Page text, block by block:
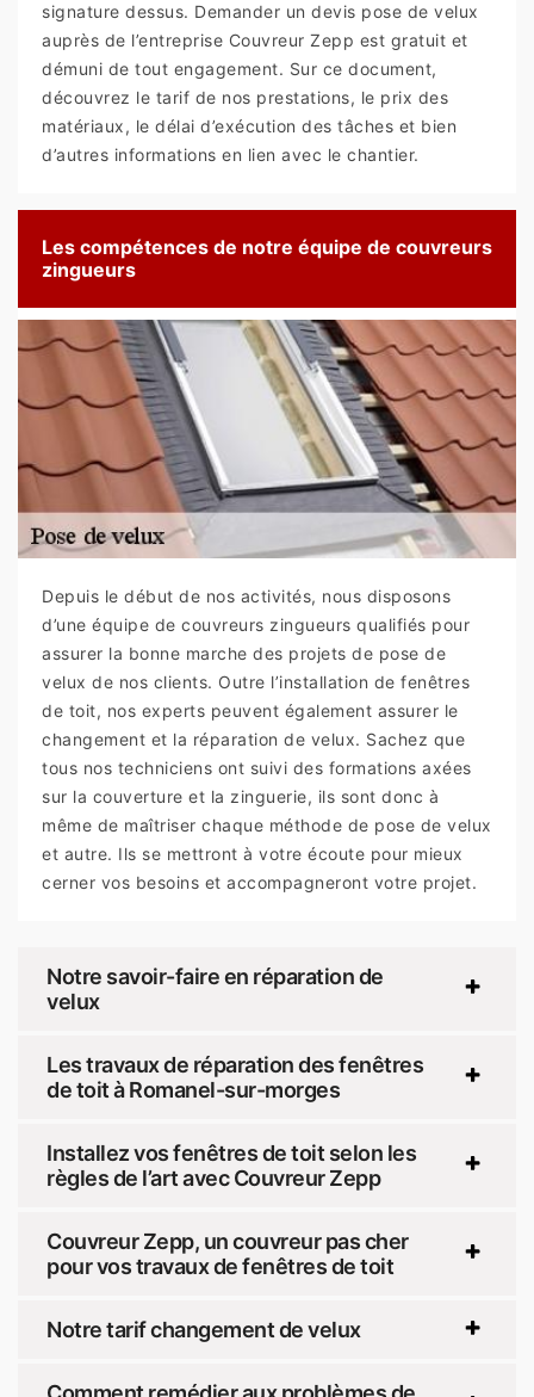
signature dessus. Demander un devis pose de velux
auprès de l’entreprise Couvreur Zepp est gratuit et
démuni de tout engagement. Sur ce document,
découvrez le tarif de nos prestations, le prix des
matériaux, le délai d’exécution des tâches et bien
d’autres informations en lien avec le chantier.
Les compétences de notre équipe de couvreurs
zingueurs
Depuis le début de nos activités, nous disposons
d’une équipe de couvreurs zingueurs qualifiés pour
assurer la bonne marche des projets de pose de
velux de nos clients. Outre l’installation de fenêtres
de toit, nos experts peuvent également assurer le
changement et la réparation de velux. Sachez que
tous nos techniciens ont suivi des formations axées
sur la couverture et la zinguerie, ils sont donc à
même de maîtriser chaque méthode de pose de velux
et autre. Ils se mettront à votre écoute pour mieux
cerner vos besoins et accompagneront votre projet.
Notre savoir-faire en réparation de
velux
Les travaux de réparation des fenêtres
de toit à Romanel-sur-morges
Installez vos fenêtres de toit selon les
règles de l’art avec Couvreur Zepp
Couvreur Zepp, un couvreur pas cher
pour vos travaux de fenêtres de toit
Notre tarif changement de velux